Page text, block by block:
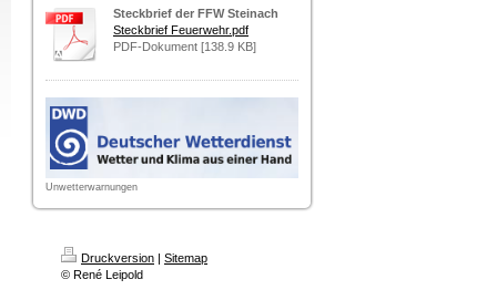
Steckbrief der FFW Steinach
Steckbrief Feuerwehr.pdf
PDF-Dokument [138.9 KB]
Unwetterwarnungen
Druckversion
Sitemap
© René Leipold